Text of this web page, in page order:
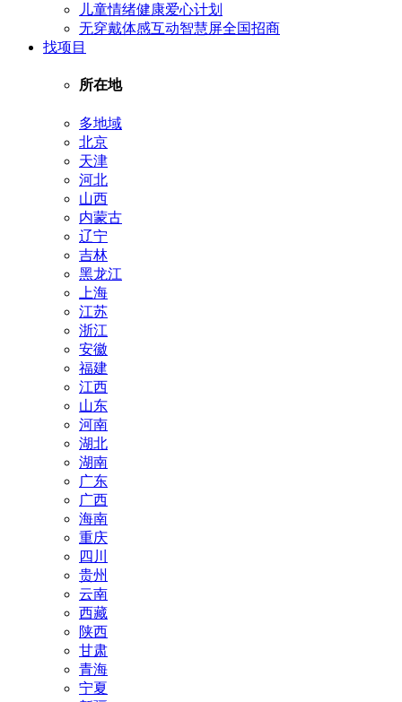
儿童情绪健康爱心计划
无穿戴体感互动智慧屏全国招商
找项目
所在地
多地域
北京
天津
河北
山西
内蒙古
辽宁
吉林
黑龙江
上海
江苏
浙江
安徽
福建
江西
山东
河南
湖北
湖南
广东
广西
海南
重庆
四川
贵州
云南
西藏
陕西
甘肃
青海
宁夏